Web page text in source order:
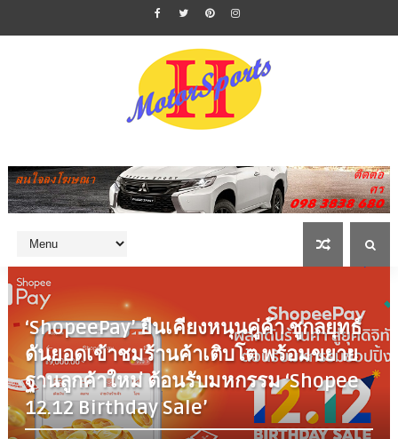
‘ShopeePay’ ยืนเคียงหนุนคู่ค้า ชูกลยุทธ์
ดันยอดเข้าชมร้านค้าเติบโต พร้อมขยาย
ฐานลูกค้าใหม่ ต้อนรับมหกรรม ‘Shopee
12.12 Birthday Sale’